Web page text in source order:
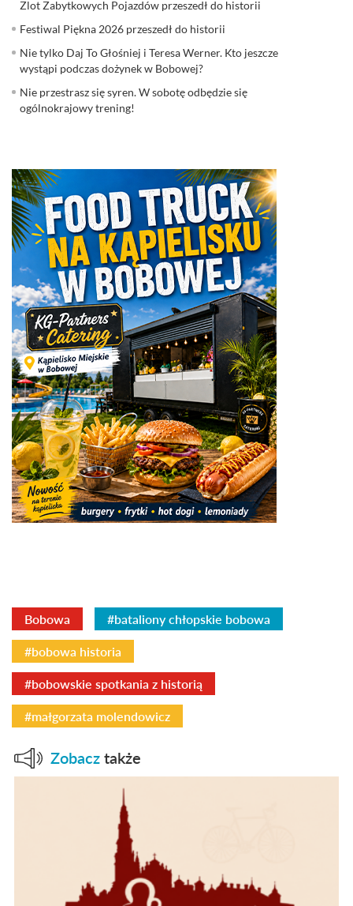
Zlot Zabytkowych Pojazdów przeszedł do historii
Festiwal Piękna 2026 przeszedł do historii
Nie tylko Daj To Głośniej i Teresa Werner. Kto jeszcze
wystąpi podczas dożynek w Bobowej?
Nie przestrasz się syren. W sobotę odbędzie się
ogólnokrajowy trening!
Bobowa #bataliony chłopskie bobowa
#bobowa historia
#bobowskie spotkania z historią
#małgorzata molendowicz
Zobacz także